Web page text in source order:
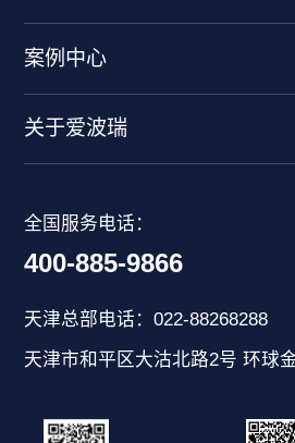
案例中心
关于爱波瑞
全国服务电话：
400-885-9866
天津总部电话：022-88268288
天津市和平区大沽北路2号 环球